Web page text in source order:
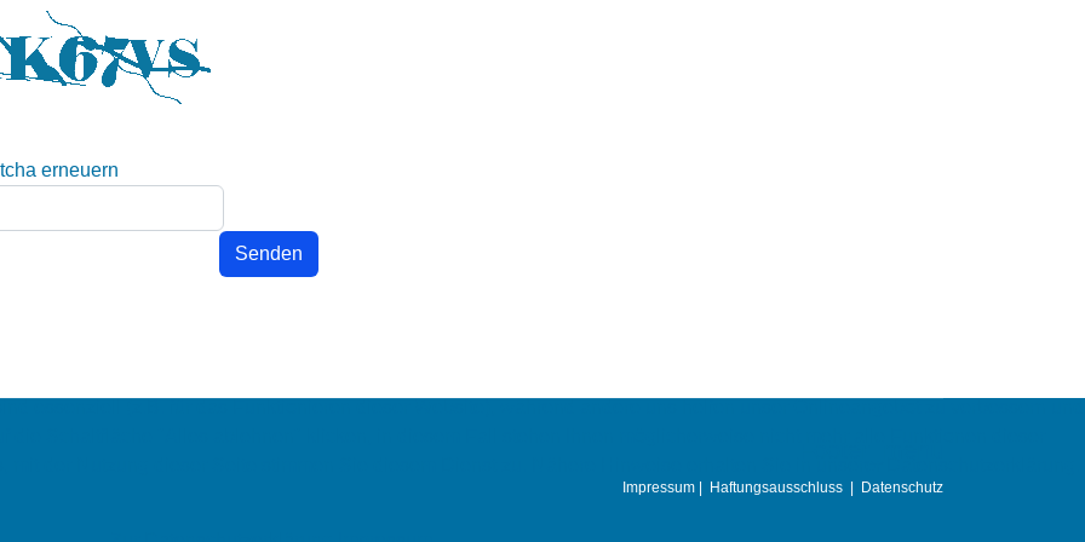
Impressum Haftungsausschluss Datenschutz